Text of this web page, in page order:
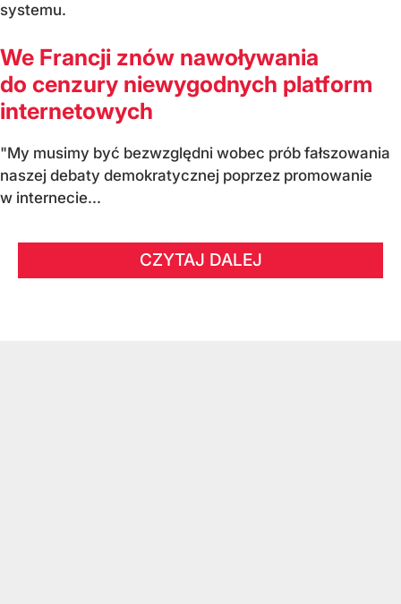
systemu.
We Francji znów nawoływania
do cenzury niewygodnych platform
internetowych
"My musimy być bezwzględni wobec prób fałszowania
naszej debaty demokratycznej poprzez promowanie
w internecie...
CZYTAJ DALEJ